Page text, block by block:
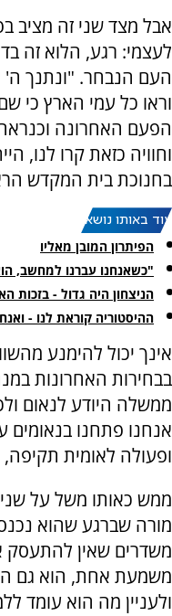
אבל מצד שני זה מציב
לעצמי: רגע, הלוא זה
העם הנבחר. "ונתנך ה'
וראו כל עמי הארץ כי
הפעם האחרונה וכנראה
וחוויה כזאת קרו לנו,
בחנוכת בית המקדש
עוד באותו נושא:
הפיתרון המובן מאליו
"כשאנחנו עברנו למחשב,
הניצחון היה גדול - בזכות
ההיסטוריה קוראת לנו -
אינך יכול להימנע
בבחירות האחרונות
ממשלה היודע לנאום
אנחנו פתחנו
ופעולה לאומית
ממש כאותו משל על שני
מורה שברגע שהוא
משדרים שאין להתעסק
משמעת אחת, הוא גם
ולעניין מה הוא עומד